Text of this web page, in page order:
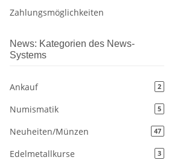
Zahlungsmöglichkeiten
News: Kategorien des News-
Systems
Ankauf 2
Numismatik 5
Neuheiten/Münzen 47
Edelmetallkurse 3